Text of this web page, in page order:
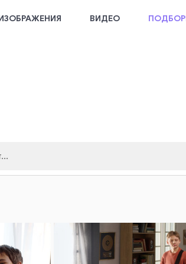
ВИДЕО
Кликните